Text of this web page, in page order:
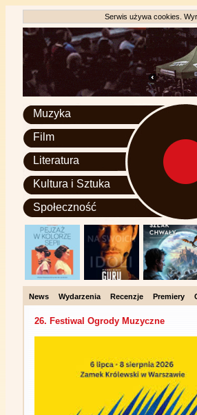
Serwis używa cookies.
Muzyka
Film
Literatura
Kultura i Sztuka
Społeczność
News Wydarzenia Recenzje Premiery
26. Festiwal Ogrody Muzyczne